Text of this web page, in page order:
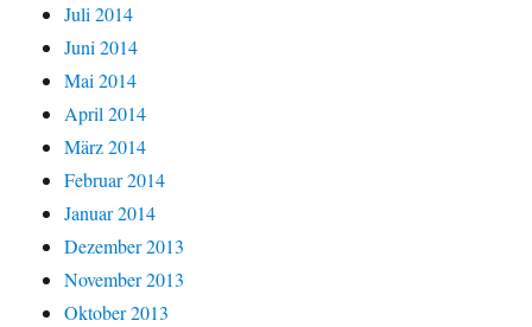
Juli 2014
Juni 2014
Mai 2014
April 2014
März 2014
Februar 2014
Januar 2014
Dezember 2013
November 2013
Oktober 2013